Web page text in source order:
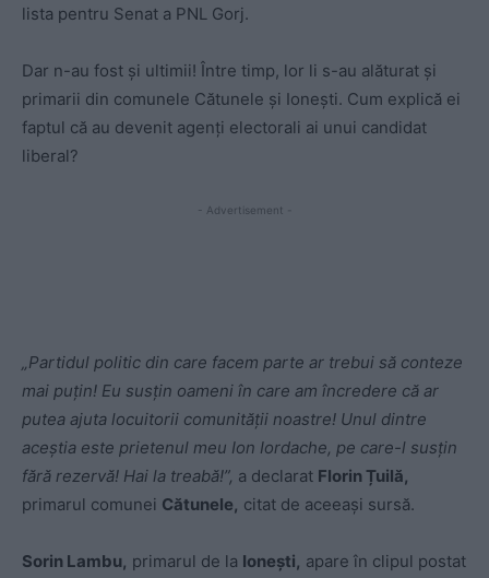
lista pentru Senat a PNL Gorj.
Dar n-au fost și ultimii! Între timp, lor li s-au alăturat și
primarii din comunele Cătunele și Ionești. Cum explică ei
faptul că au devenit agenți electorali ai unui candidat
liberal?
- Advertisement -
„Partidul politic din care facem parte ar trebui să conteze
mai puțin! Eu susțin oameni în care am încredere că ar
putea ajuta locuitorii comunității noastre! Unul dintre
aceștia este prietenul meu Ion Iordache, pe care-l susțin
fără rezervă! Hai la treabă!”, a declarat Florin Țuilă,
primarul comunei Cătunele, citat de aceeași sursă.
Sorin Lambu, primarul de la Ionești, apare în clipul postat